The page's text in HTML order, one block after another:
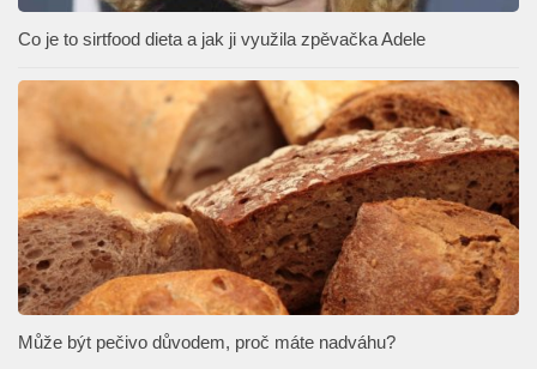
Co je to sirtfood dieta a jak ji využila zpěvačka Adele
Může být pečivo důvodem, proč máte nadváhu?